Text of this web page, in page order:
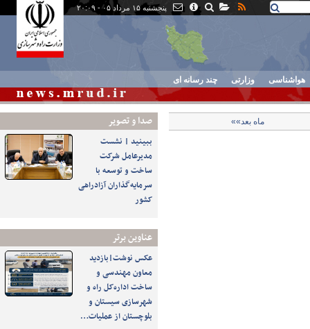
پنجشنبه ۱۵ مرداد ۰۵ - ۲۰:۰۹
هواشناسی وزارتی چند رسانه ای
صدا و تصوير
ببینید | نشست
مدیرعامل شرکت
ساخت و توسعه با
سرمایه‌گذاران آزادراهی
کشور
عناوین برتر
عکس نوشت|بازدید
معاون مهندسی و
ساخت اداره‌کل راه و
شهرسازی سیستان و
بلوچستان از عملیات…
ماه بعد»»